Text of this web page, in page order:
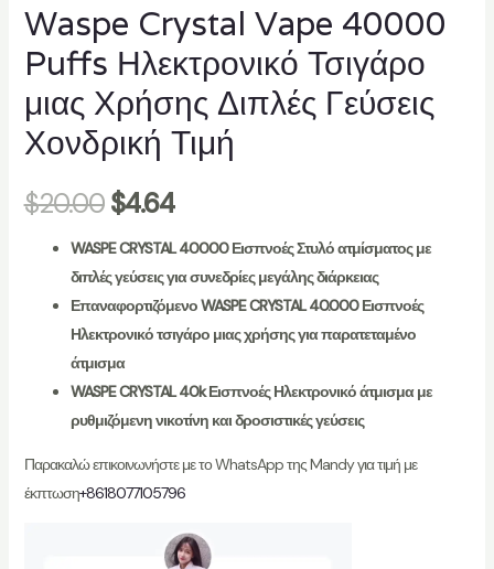
Waspe Crystal Vape 40000
Puffs Ηλεκτρονικό Τσιγάρο
μιας Χρήσης Διπλές Γεύσεις
Χονδρική Τιμή
$20.00 $4.64
WASPE CRYSTAL 40000 Εισπνοές Στυλό ατμίσματος με
διπλές γεύσεις για συνεδρίες μεγάλης διάρκειας
Επαναφορτιζόμενο WASPE CRYSTAL 40.000 Εισπνοές
Ηλεκτρονικό τσιγάρο μιας χρήσης για παρατεταμένο
άτμισμα
WASPE CRYSTAL 40k Εισπνοές Ηλεκτρονικό άτμισμα με
ρυθμιζόμενη νικοτίνη και δροσιστικές γεύσεις
Παρακαλώ επικοινωνήστε με το WhatsApp της Mandy για τιμή με
έκπτωση+8618077105796